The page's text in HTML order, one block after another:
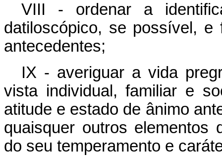
VIII - ordenar a
datiloscópico, se possível,
antecedentes;
IX - averiguar a vida
vista individual, familiar e
atitude e estado de ânimo
quaisquer outros elementos
do seu temperamento e